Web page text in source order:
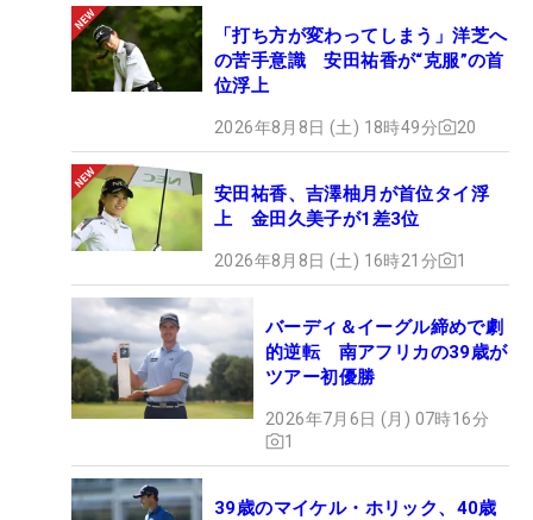
「打ち方が変わってしまう」洋芝へ
の苦手意識 安田祐香が“克服”の首
位浮上
2026年8月8日 (土) 18時49分 20
安田祐香、吉澤柚月が首位タイ浮
上 金田久美子が1差3位
2026年8月8日 (土) 16時21分 1
バーディ＆イーグル締めで劇
的逆転 南アフリカの39歳が
ツアー初優勝
2026年7月6日 (月) 07時16分
1
39歳のマイケル・ホリック、40歳